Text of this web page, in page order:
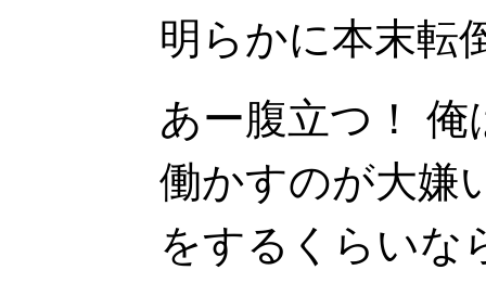
明らかに本末転
あー腹立つ！
働かすのが大嫌
をするくらいな